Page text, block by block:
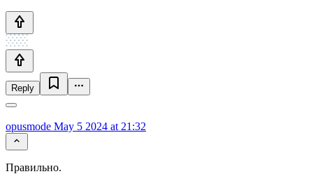
Reply
opusmode May 5 2024 at 21:32
Правильно.